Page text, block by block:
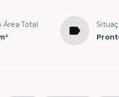
Área Total